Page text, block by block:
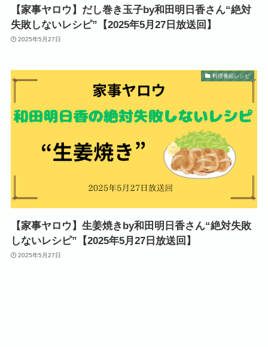
【家事ヤロウ】だし巻き玉子by和田明日香さん“絶対
失敗しないレシピ”【2025年5月27日放送回】
2025年5月27日
料理番組レシピ
【家事ヤロウ】生姜焼きby和田明日香さん“絶対失敗
しないレシピ”【2025年5月27日放送回】
2025年5月27日